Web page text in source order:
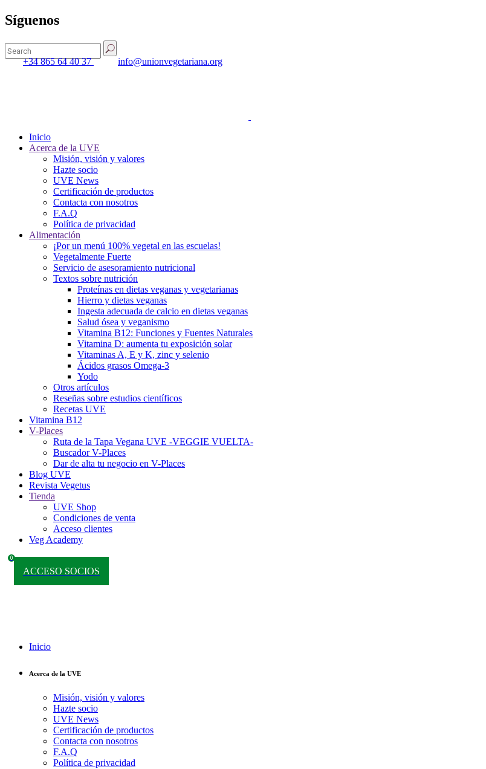
Síguenos
Search
for:
+34 865 64 40 37 info@unionvegetariana.org
Inicio
Acerca de la UVE
Misión, visión y valores
Hazte socio
UVE News
Certificación de productos
Contacta con nosotros
F.A.Q
Política de privacidad
Alimentación
¡Por un menú 100% vegetal en las escuelas!
Vegetalmente Fuerte
Servicio de asesoramiento nutricional
Textos sobre nutrición
Proteínas en dietas veganas y vegetarianas
Hierro y dietas veganas
Ingesta adecuada de calcio en dietas veganas
Salud ósea y veganismo
Vitamina B12: Funciones y Fuentes Naturales
Vitamina D: aumenta tu exposición solar
Vitaminas A, E y K, zinc y selenio
Ácidos grasos Omega-3
Yodo
Otros artículos
Reseñas sobre estudios científicos
Recetas UVE
Vitamina B12
V-Places
Ruta de la Tapa Vegana UVE -VEGGIE VUELTA-
Buscador V-Places
Dar de alta tu negocio en V-Places
Blog UVE
Revista Vegetus
Tienda
UVE Shop
Condiciones de venta
Acceso clientes
Veg Academy
0
ACCESO SOCIOS
Inicio
Acerca de la UVE
Misión, visión y valores
Hazte socio
UVE News
Certificación de productos
Contacta con nosotros
F.A.Q
Política de privacidad